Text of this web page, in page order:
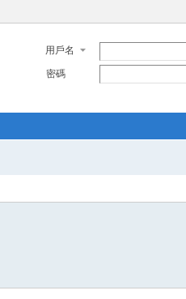
用戶名
密碼